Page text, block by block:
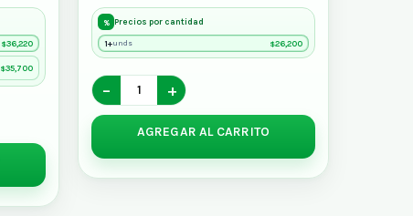
$36,220
$35,700
% Precios por cantidad
1+unds $26,200
− +
AGREGAR AL CARRITO